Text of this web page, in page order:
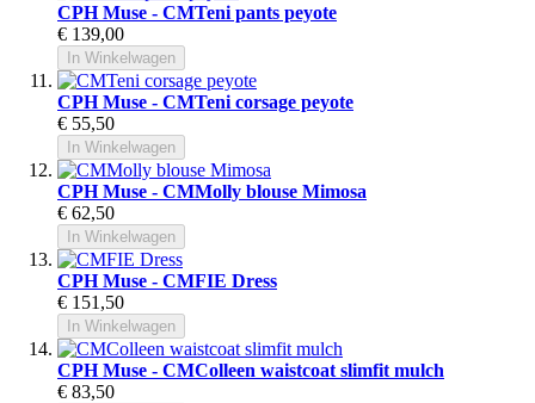
CPH Muse - CMTeni pants peyote
€ 139,00
In Winkelwagen
CPH Muse - CMTeni corsage peyote
€ 55,50
In Winkelwagen
CPH Muse - CMMolly blouse Mimosa
€ 62,50
In Winkelwagen
CPH Muse - CMFIE Dress
€ 151,50
In Winkelwagen
CPH Muse - CMColleen waistcoat slimfit mulch
€ 83,50